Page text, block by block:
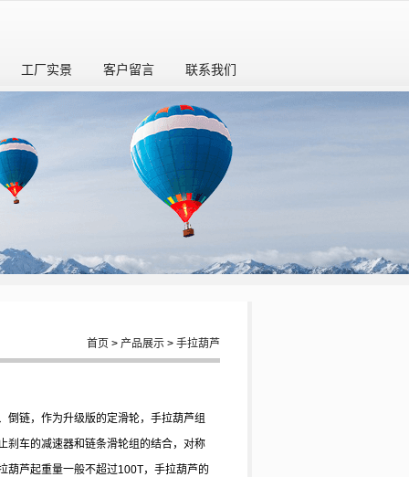
工厂实景 客户留言 联系我们
首页 > 产品展示 > 手拉葫芦
倒链，作为升级版的定滑轮，手拉葫芦组
刹车的减速器和链条滑轮组的结合，对称
葫芦起重量一般不超过100T，手拉葫芦的